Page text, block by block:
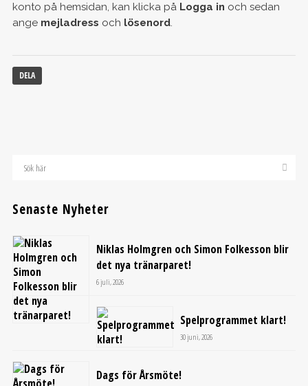
konto på hemsidan, kan klicka på Logga in och sedan
ange mejladress och lösenord.
DELA
Senaste Nyheter
Niklas Holmgren och Simon Folkesson blir
det nya tränarparet!
6 juli, 2026
Spelprogrammet klart!
30 juni, 2026
Dags för Årsmöte!